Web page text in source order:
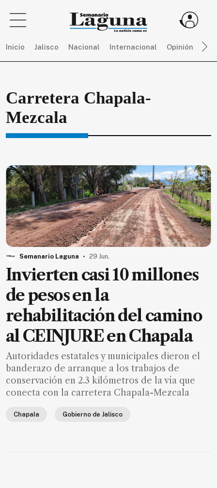
Inicio Jalisco Nacional Internacional Opinión
toda
la
actualidad
límites,
SEMANARIO
LAGUNA
por
$
150
MXN
el
mes.
Suscríbete ahora
NOTICIAS
Jalisco
Nacional
Internacional
Opinión
Deportes
Carretera Chapala-
Mezcala
Semanario Laguna . 29 Jun.
Invierten casi 10 millones
de pesos en la
rehabilitación del camino
al CEINJURE en Chapala
Autoridades estatales y municipales dieron el
banderazo de arranque a los trabajos de
conservación en 2.3 kilómetros de la vía que
conecta con la carretera Chapala-Mezcala
Chapala Gobierno de Jalisco